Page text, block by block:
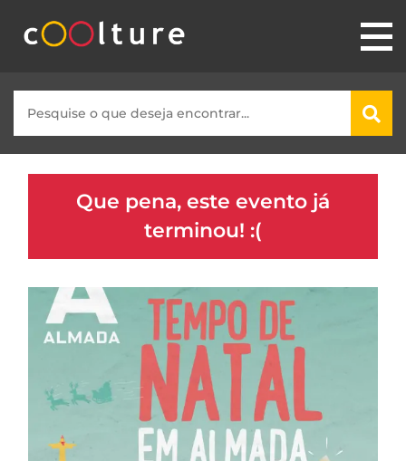
Que pena, este evento já
terminou! :(